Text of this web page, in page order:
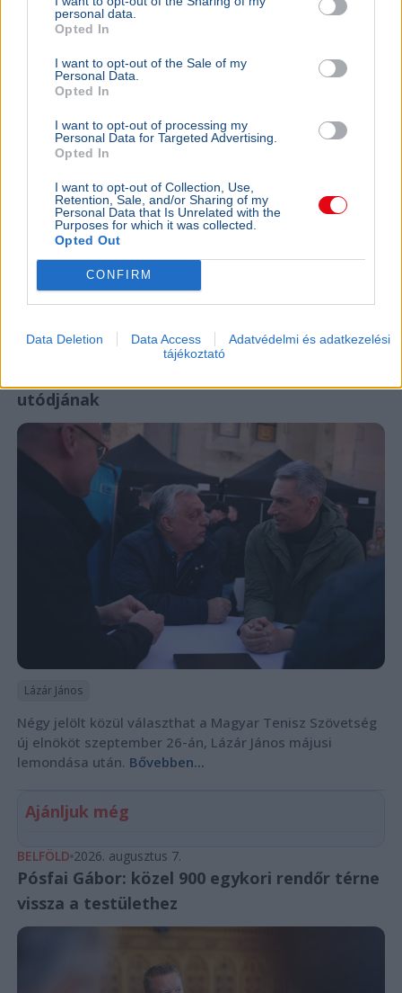
personal data.
Opted In
I want to opt-out of the Sale of my
Personal Data.
Opted In
I want to opt-out of processing my
Personal Data for Targeted Advertising.
Opted In
I want to opt-out of Collection, Use,
Retention, Sale, and/or Sharing of my
Personal Data that Is Unrelated with the
Purposes for which it was collected.
Opted Out
CONFIRM
Data Deletion Data Access
Adatvédelmi és adatkezelési
tájékoztató
Összeomlás szélén a víziközmű-rendszer:
A teljes éves bevételt a csövek
cseréjére kellene költeni
A magyar víziközmű-hálózat közel 80 százaléka
kritikus állapotban van, a csőtörések száma
kegyelmi
2026. augusztus 7.
utódjának
Lázár János
Négy jelölt közül választhat a Magyar Tenisz Szövetség
új elnököt szeptember 26-án, Lázár János májusi
lemondása után. Bővebben...
Ajánljuk még
BELFÖLD 2026. augusztus 7.
Pósfai Gábor: közel 900 egykori rendőr térne
vissza a testülethez